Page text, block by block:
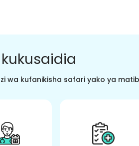
kukusaidia
wa kufanikisha safari yako ya